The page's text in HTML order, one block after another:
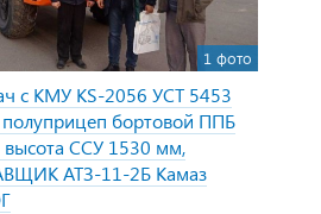
1 фото
с КМУ KS-2056 УСТ 5453
бортовой ППБ
ССУ 1530 мм,
АТЗ-11-2Б Камаз